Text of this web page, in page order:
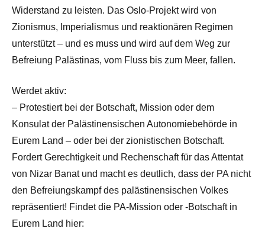
Widerstand zu leisten. Das Oslo-Projekt wird von
Zionismus, Imperialismus und reaktionären Regimen
unterstützt – und es muss und wird auf dem Weg zur
Befreiung Palästinas, vom Fluss bis zum Meer, fallen.
Werdet aktiv:
– Protestiert bei der Botschaft, Mission oder dem
Konsulat der Palästinensischen Autonomiebehörde in
Eurem Land – oder bei der zionistischen Botschaft.
Fordert Gerechtigkeit und Rechenschaft für das Attentat
von Nizar Banat und macht es deutlich, dass der PA nicht
den Befreiungskampf des palästinensischen Volkes
repräsentiert! Findet die PA-Mission oder -Botschaft in
Eurem Land hier: